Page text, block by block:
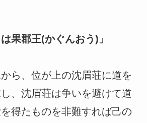
果郡王(かぐんおう)」
ら、位が上の沈眉荘に道を
、沈眉荘は争いを避けて道
得たものを非難すれば己の